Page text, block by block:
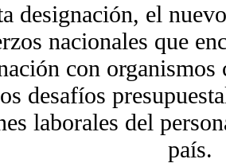
designación, el
nacionales que
con
desafíos
laborales del
país.